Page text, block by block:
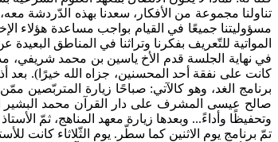
تناولنا مجموعة من الأفكار، سعدنا بهذه الدّردشة
مسؤوليتنا جميعًا في القيام بواجب مساعدة هؤلاء
المواتية للتّعريف بفكرنا وتراثنا في المناطق
في نهاية الجلسة قدم الأخ ياسين بن محمد شريفي،
كانت على نفقة أحد المحسنين، جزاه الله خيرًا). بعد
برنامج الغد، وهو كالآتي: صباحًا زيارة
صالح عيسى المشرف على دار القرآن محمد البشير
وتحفيظًا وأداءً... وبعدها زيارة معهد المناهج، ثمّ
تمّ برنامج يوم الاثنين كما سطّر. يوم الثّلاثاء كانت